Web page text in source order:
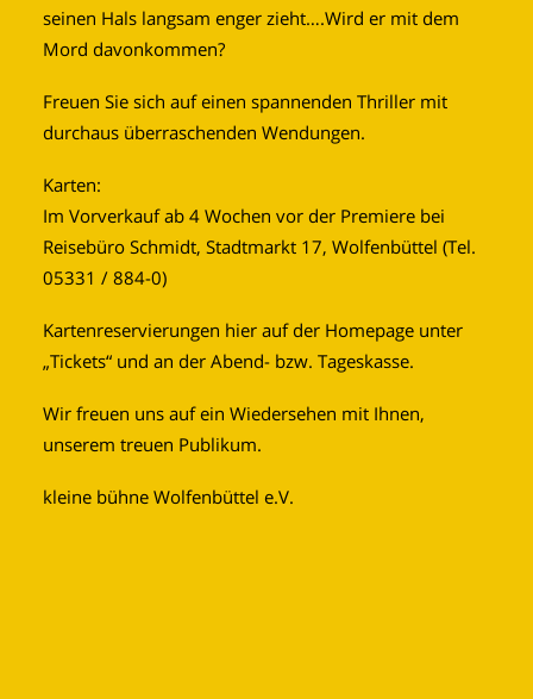
seinen Hals langsam enger zieht….Wird er mit dem
Mord davonkommen?
Freuen Sie sich auf einen spannenden Thriller mit
durchaus überraschenden Wendungen.
Karten:
Im Vorverkauf ab 4 Wochen vor der Premiere bei
Reisebüro Schmidt, Stadtmarkt 17, Wolfenbüttel (Tel.
05331 / 884-0)
Kartenreservierungen hier auf der Homepage unter
„Tickets“ und an der Abend- bzw. Tageskasse.
Wir freuen uns auf ein Wiedersehen mit Ihnen,
unserem treuen Publikum.
kleine bühne Wolfenbüttel e.V.